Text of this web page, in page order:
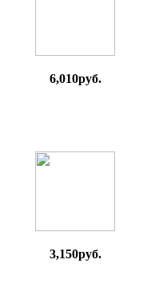
6,010руб.
3,150руб.